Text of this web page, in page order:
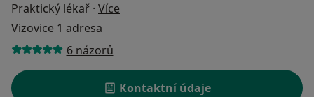
Praktický lékař · Více
Vizovice 1 adresa
6 názorů
Kontaktní údaje